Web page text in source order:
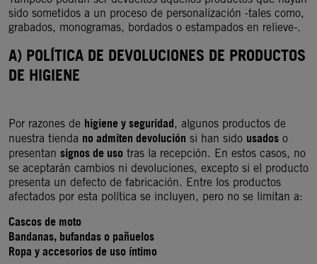
sido sometidos a un proceso de personalización -tales como,
grabados, monogramas, bordados o estampados en relieve-.
A) POLÍTICA DE DEVOLUCIONES DE PRODUCTOS
DE HIGIENE
Por razones de higiene y seguridad, algunos productos de
nuestra tienda no admiten devolución si han sido usados o
presentan signos de uso tras la recepción. En estos casos, no
se aceptarán cambios ni devoluciones, excepto si el producto
presenta un defecto de fabricación. Entre los productos
afectados por esta política se incluyen, pero no se limitan a:
Cascos de moto
Bandanas, bufandas o pañuelos
Ropa y accesorios de uso íntimo